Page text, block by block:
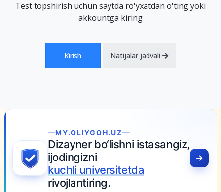
Test topshirish uchun saytda ro'yxatdan o'ting yoki
akkountga kiring
Kirish Natijalar jadvali
MY.OLIYGOH.UZ
Dizayner bo‘lishni istasangiz,
ijodingizni
kuchli universitetda
rivojlantiring.